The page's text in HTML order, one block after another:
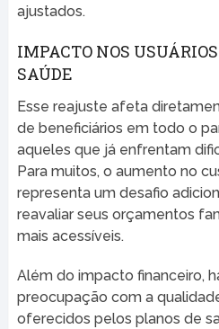
ajustados.
IMPACTO NOS
SAÚDE
Esse reajuste afeta
de beneficiários em todo o
aqueles que já enfrentam
Para muitos, o aumento no
representa um desafio
reavaliar seus orçamentos
mais acessíveis.
Além do impacto financeiro,
preocupação com a
oferecidos pelos planos de